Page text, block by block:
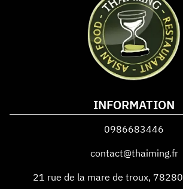
INFORMATION
0986683446
contact@thaiming.fr
21 rue de la mare de troux, 78280